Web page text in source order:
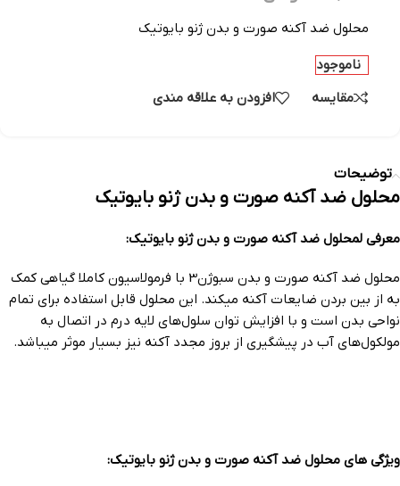
محلول ضد آکنه صورت و بدن ژنو بایوتیک
ناموجود
مقایسه
افزودن به علاقه مندی
توضیحات
محلول ضد آکنه صورت و بدن ژنو بایوتیک
معرفی لمحلول ضد آکنه صورت و بدن ژنو بایوتیک:
محلول ضد آکنه صورت و بدن سبوژن3 با فرمولاسیون کاملا گیاهی کمک
به از بین بردن ضایعات آکنه میکند. این محلول قابل استفاده برای تمام
نواحی بدن است و با افزایش توان سلول‌های لایه درم در اتصال به
مولکول‌های آب در پیشگیری از بروز مجدد آکنه نیز بسیار موثر میباشد.
ویژگی های محلول ضد آکنه صورت و بدن ژنو بایوتیک: